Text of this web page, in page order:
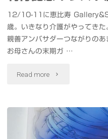
カ
ラ
デ
12/10-11に恵比寿
歳。いきなり介護がやってき
親善アンバサダーつながりの
お母さんの末期ガ …
Read more "32
い
き